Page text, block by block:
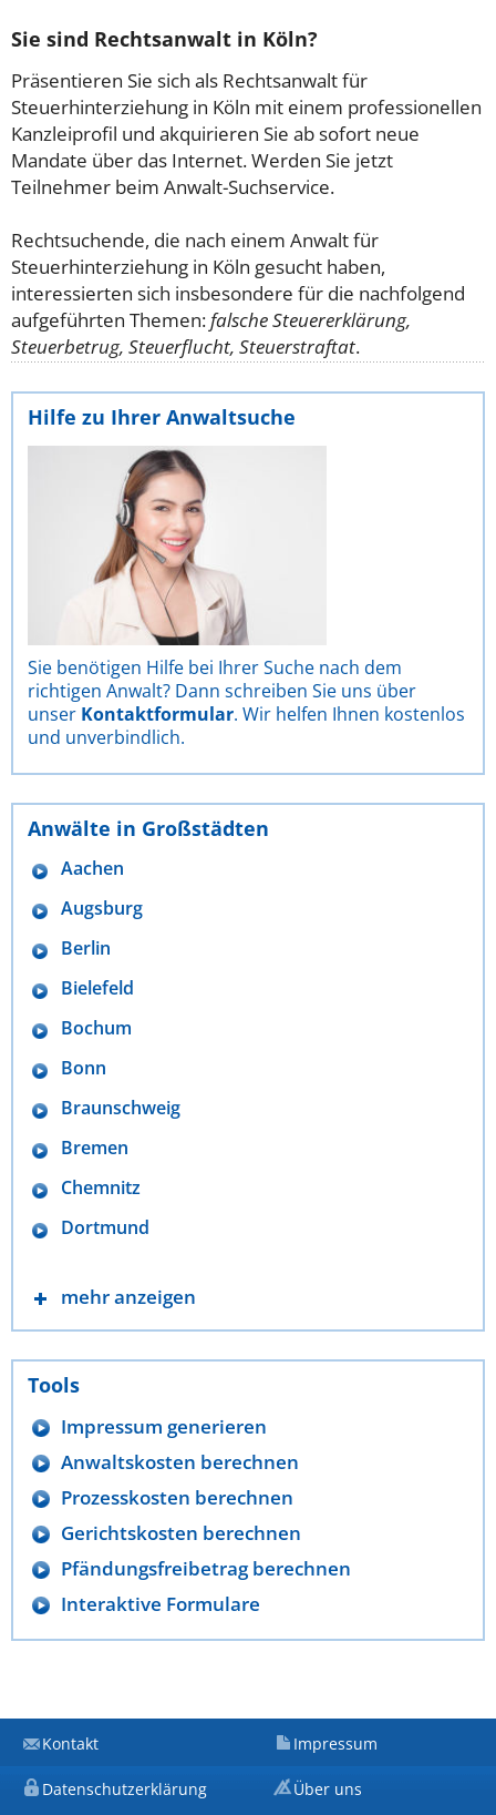
Sie sind Rechtsanwalt in Köln?
Präsentieren Sie sich als Rechtsanwalt für
Steuerhinterziehung in Köln mit einem professionellen
Kanzleiprofil und akquirieren Sie ab sofort neue
Mandate über das Internet. Werden Sie jetzt
Teilnehmer beim Anwalt-Suchservice.
Rechtsuchende, die nach einem Anwalt für
Steuerhinterziehung in Köln gesucht haben,
interessierten sich insbesondere für die nachfolgend
aufgeführten Themen:falsche Steuererklärung,
Steuerbetrug, Steuerflucht, Steuerstraftat.
Hilfe zu Ihrer Anwaltsuche
Sie benötigen Hilfe bei Ihrer Suche nach dem
richtigen Anwalt? Dann schreiben Sie uns über
unser Kontaktformular. Wir helfen Ihnen kostenlos
und unverbindlich.
Anwälte in Großstädten
Aachen
Augsburg
Berlin
Bielefeld
Bochum
Bonn
Braunschweig
Bremen
Chemnitz
Dortmund
mehr anzeigen
Tools
Impressum generieren
Anwaltskosten berechnen
Prozesskosten berechnen
Gerichtskosten berechnen
Pfändungsfreibetrag berechnen
Interaktive Formulare
Kontakt Impressum
Datenschutzerklärung Über uns